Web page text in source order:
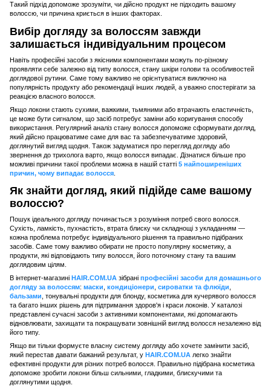
Такий підхід допоможе зрозуміти, чи дійсно продукт не підходить вашому
волоссю, чи причина криється в інших факторах.
Вибір догляду за волоссям завжди
залишається індивідуальним процесом
Навіть професійні засоби з якісними компонентами можуть по-різному
проявляти себе залежно від типу волосся, стану шкіри голови та особливостей
доглядової рутини. Саме тому важливо не орієнтуватися виключно на
популярність продукту або рекомендації інших людей, а уважно спостерігати за
реакцією власного волосся.
Якщо локони стають сухими, важкими, тьмяними або втрачають еластичність,
це може бути сигналом, що засіб потребує заміни або коригування способу
використання. Регулярний аналіз стану волосся допоможе сформувати догляд,
який дійсно працюватиме саме для вас та забезпечуватиме здоровий,
доглянутий вигляд щодня. Також задуматися про перегляд догляду або
звернення до трихолога варто, якщо волосся випадає. Дізнатися більше про
можливі причини такої проблеми можна в нашій статті 5 найпоширеніших
причин, чому випадає волосся
Як знайти догляд, який підійде саме вашому
волоссю?
Пошук ідеального догляду починається з розуміння потреб свого волосся.
Сухість, ламкість, пухнастість, втрата блиску чи складнощі з укладанням —
кожна проблема потребує індивідуального рішення та правильно підібраних
засобів. Саме тому важливо обирати не просто популярну косметику, а
продукти, які відповідають типу волосся, його поточному стану та вашим
доглядовим цілям.
В інтернет-магазині HAIR.COM.UA зібрані професійні засоби для домашнього
догляду за волоссям: маски, кондиціонери, сироватки та флюїди,
бальзами, тонувальні продукти для блонду, косметика для кучерявого волосся
та багато інших рішень для підтримання здоров'я і краси локонів. У каталозі
представлені сучасні засоби з активними компонентами, які допомагають
відновлювати, захищати та покращувати зовнішній вигляд волосся незалежно від
його типу.
Якщо ви тільки формуєте власну систему догляду або хочете замінити засіб,
який перестав давати бажаний результат, у HAIR.COM.UA легко знайти
ефективні продукти для різних потреб волосся. Правильно підібрана косметика
допоможе зробити локони більш сильними, гладкими, блискучими та
доглянутими щодня.